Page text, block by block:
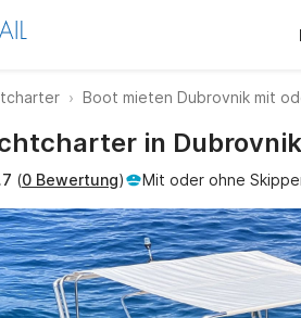
Boot mieten Dubrovnik mit
in
(0 Bewertung) Mit oder ohne